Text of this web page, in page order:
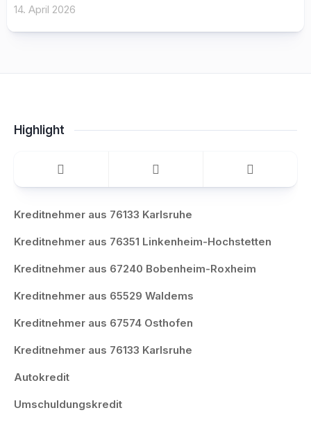
14. April 2026
Highlight
Kreditnehmer aus 76133 Karlsruhe
Kreditnehmer aus 76351 Linkenheim-Hochstetten
Kreditnehmer aus 67240 Bobenheim-Roxheim
Kreditnehmer aus 65529 Waldems
Kreditnehmer aus 67574 Osthofen
Kreditnehmer aus 76133 Karlsruhe
Autokredit
Umschuldungskredit